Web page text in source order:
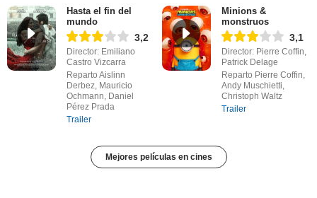
Hasta el fin del
mundo
3,2
Director: Emiliano
Castro Vizcarra
Reparto Aislinn
Derbez, Mauricio
Ochmann, Daniel
Pérez Prada
Trailer
Minions &
monstruos
3,1
Director: Pierre Coffin,
Patrick Delage
Reparto Pierre Coffin,
Andy Muschietti,
Christoph Waltz
Trailer
Mejores películas en cines